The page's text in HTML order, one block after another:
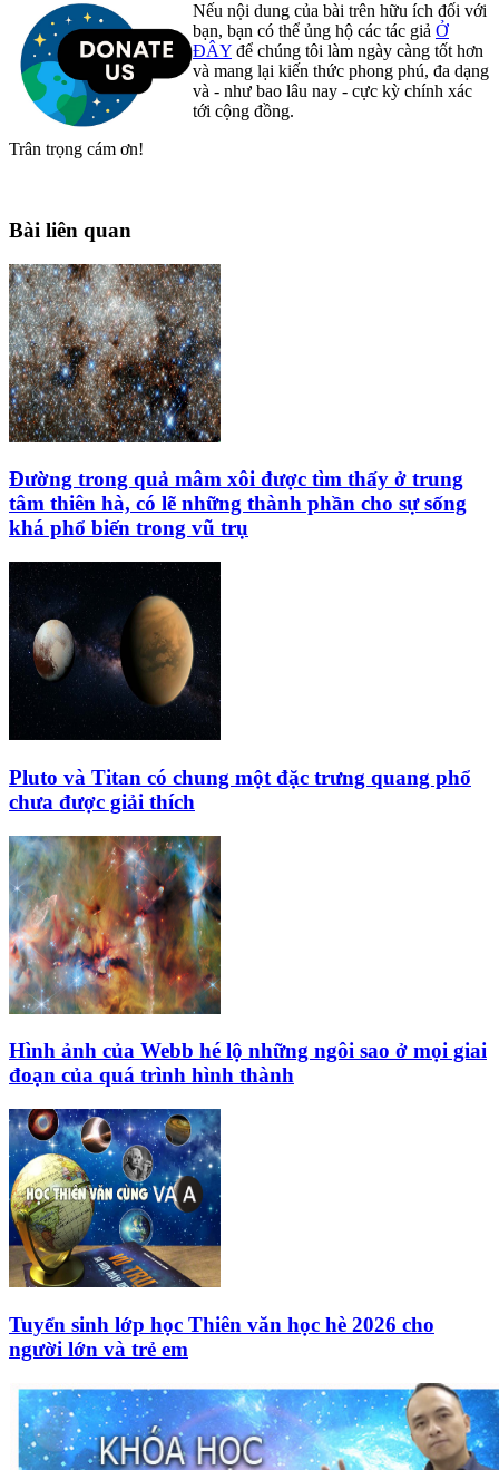
Nếu nội dung của bài trên hữu ích đối với
bạn, bạn có thể ủng hộ các tác giả Ở
ĐÂY để chúng tôi làm ngày càng tốt hơn
và mang lại kiến thức phong phú, đa dạng
và - như bao lâu nay - cực kỳ chính xác
tới cộng đồng.
Trân trọng cám ơn!
Bài liên quan
Đường trong quả mâm xôi được tìm thấy ở trung
tâm thiên hà, có lẽ những thành phần cho sự sống
khá phổ biến trong vũ trụ
Pluto và Titan có chung một đặc trưng quang phổ
chưa được giải thích
Hình ảnh của Webb hé lộ những ngôi sao ở mọi giai
đoạn của quá trình hình thành
Tuyển sinh lớp học Thiên văn học hè 2026 cho
người lớn và trẻ em